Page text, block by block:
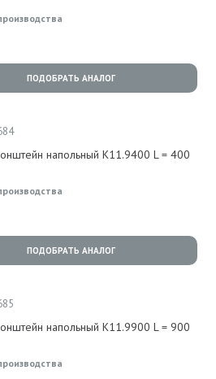
ПОДОБРАТЬ АНАЛОГ
напольный K11.9400 L = 400
ПОДОБРАТЬ АНАЛОГ
напольный K11.9900 L = 900